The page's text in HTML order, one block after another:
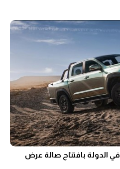
الدولة بافتتاح صالة عرض